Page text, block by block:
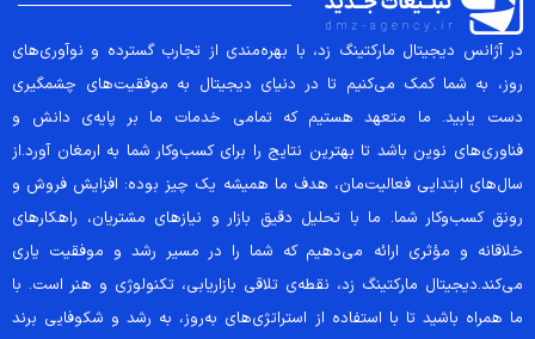
در آژانس دیجیتال مارکتینگ زد، با بهره‌مندی از تجارب گسترده و نوآوری‌های
روز، به شما کمک می‌کنیم تا در دنیای دیجیتال به موفقیت‌های چشمگیری
دست یابید. ما متعهد هستیم که تمامی خدمات ما بر پایه‌ی دانش و
فناوری‌های نوین باشد تا بهترین نتایج را برای کسب‌وکار شما به ارمغان آورد.از
سال‌های ابتدایی فعالیت‌مان، هدف ما همیشه یک چیز بوده: افزایش فروش و
رونق کسب‌وکار شما. ما با تحلیل دقیق بازار و نیازهای مشتریان، راهکارهای
خلاقانه و مؤثری ارائه می‌دهیم که شما را در مسیر رشد و موفقیت یاری
می‌کند.دیجیتال مارکتینگ زد، نقطه‌ی تلاقی بازاریابی، تکنولوژی و هنر است. با
ما همراه باشید تا با استفاده از استراتژی‌های به‌روز، به رشد و شکوفایی برند